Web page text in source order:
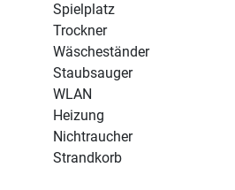
Spielplatz
Trockner
Wäscheständer
Staubsauger
WLAN
Heizung
Nichtraucher
Strandkorb